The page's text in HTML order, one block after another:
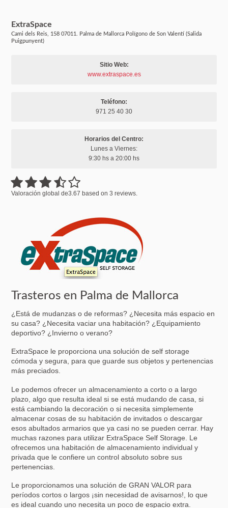
ExtraSpace
Cami dels Reis, 158 07011. Palma de Mallorca Polígono de Son Valentí (Salida
Puigpunyent)
Sitio Web:
www.extraspace.es
Teléfono:
971 25 40 30
Horarios del Centro:
Lunes a Viernes:
9:30 hs a 20:00 hs
Valoración global de3.67 based on3 reviews.
Trasteros en Palma de Mallorca
¿Está de mudanzas o de reformas? ¿Necesita más espacio en
su casa? ¿Necesita vaciar una habitación? ¿Equipamiento
deportivo? ¿Invierno o verano?
ExtraSpace le proporciona una solución de self storage
cómoda y segura, para que guarde sus objetos y pertenencias
más preciados.
Le podemos ofrecer un almacenamiento a corto o a largo
plazo, algo que resulta ideal si se está mudando de casa, si
está cambiando la decoración o si necesita simplemente
almacenar cosas de su habitación de invitados o descargar
esos abultados armarios que ya casi no se pueden cerrar. Hay
muchas razones para utilizar ExtraSpace Self Storage. Le
ofrecemos una habitación de almacenamiento individual y
privada que le confiere un control absoluto sobre sus
pertenencias.
Le proporcionamos una solución de GRAN VALOR para
períodos cortos o largos ¡sin necesidad de avisarnos!, lo que
es ideal cuando uno necesita un poco de espacio extra.